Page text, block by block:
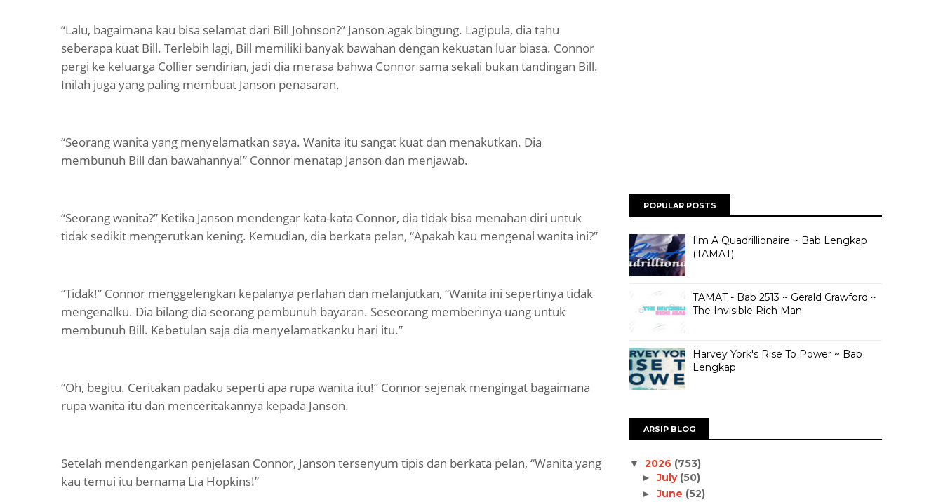
“Lalu, bagaimana kau bisa selamat dari Bill Johnson?” Janson agak bingung. Lagipula, dia tahu
seberapa kuat Bill. Terlebih lagi, Bill memiliki banyak bawahan dengan kekuatan luar biasa. Connor
pergi ke keluarga Collier sendirian, jadi dia merasa bahwa Connor sama sekali bukan tandingan Bill.
Inilah juga yang paling membuat Janson penasaran.
“Seorang wanita yang menyelamatkan saya. Wanita itu sangat kuat dan menakutkan. Dia
membunuh Bill dan bawahannya!” Connor menatap Janson dan menjawab.
“Seorang wanita?” Ketika Janson mendengar kata-kata Connor, dia tidak bisa menahan diri untuk
tidak sedikit mengerutkan kening. Kemudian, dia berkata pelan, “Apakah kau mengenal wanita ini?”
“Tidak!” Connor menggelengkan kepalanya perlahan dan melanjutkan, “Wanita ini sepertinya tidak
mengenalku. Dia bilang dia seorang pembunuh bayaran. Seseorang memberinya uang untuk
membunuh Bill. Kebetulan saja dia menyelamatkanku hari itu.”
“Oh, begitu. Ceritakan padaku seperti apa rupa wanita itu!” Connor sejenak mengingat bagaimana
rupa wanita itu dan menceritakannya kepada Janson.
Setelah mendengarkan penjelasan Connor, Janson tersenyum tipis dan berkata pelan, “Wanita yang
kau temui itu bernama Lia Hopkins!”
POPULAR POSTS
I'm A Quadrillionaire ~ Bab Lengkap
(TAMAT)
TAMAT - Bab 2513 ~ Gerald Crawford ~
The Invisible Rich Man
Harvey York's Rise To Power ~ Bab
Lengkap
ARSIP BLOG
▼ 2026 (753)
►July (50)
►June (52)